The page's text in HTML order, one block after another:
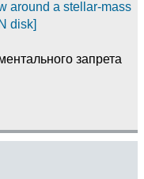
around a stellar-mass
disk]
запрета